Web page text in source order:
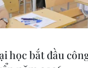
học bắt đầu